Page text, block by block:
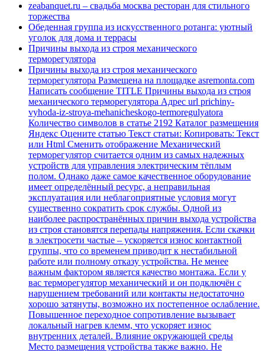
zeabanquet.ru – свадьба москва ресторан для стильного
торжества
Обеденная группа из искусственного ротанга: уютный
уголок для дома и террасы
Причины выхода из строя механического
терморегулятора
Причины выхода из строя механического
терморегулятора Размещена на площадке asremonta.com
Написать сообщение TITLE Причины выхода из строя
механического терморегулятора Адрес url prichiny-
vyhoda-iz-stroya-mehanicheskogo-termoregulyatora
Количество символов в статье 2192 Каталог размещения
Яндекс Оцените статью Текст статьи: Копировать: Текст
или Html Cменить отображение Механический
терморегулятор считается одним из самых надежных
устройств для управления электрическим тёплым
полом. Однако даже самое качественное оборудование
имеет определённый ресурс, а неправильная
эксплуатация или неблагоприятные условия могут
существенно сократить срок службы. Одной из
наиболее распространённых причин выхода устройства
из строя становятся перепады напряжения. Если скачки
в электросети частые – ускоряется износ контактной
группы, что со временем приводит к нестабильной
работе или полному отказу устройства. Не менее
важным фактором является качество монтажа. Если у
вас терморегулятор механический и он подключён с
нарушением требований или контакты недостаточно
хорошо затянуты, возможно их постепенное ослабление.
Повышенное переходное сопротивление вызывает
локальный нагрев клемм, что ускоряет износ
внутренних деталей. Влияние окружающей среды
Место размещения устройства также важно. Не